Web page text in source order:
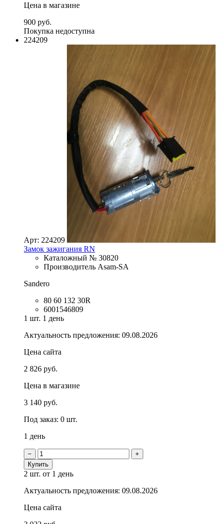
Цена в магазине
900 руб.
Покупка недоступна
224209
Арт: 224209
Замок зажигания RN
Каталожный № 30820
Производитель Asam-SA
Sandero
80 60 132 30R
6001546809
1 шт. 1 день
Актуальность предложения: 09.08.2026
Цена сайта
2 826 руб.
Цена в магазине
3 140 руб.
Под заказ: 0 шт.
1 день
−
+
Купить
2 шт. от 1 день
Актуальность предложения: 09.08.2026
Цена сайта